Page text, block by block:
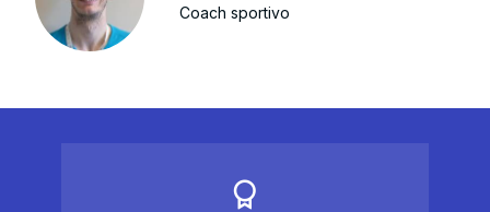
Coach sportivo